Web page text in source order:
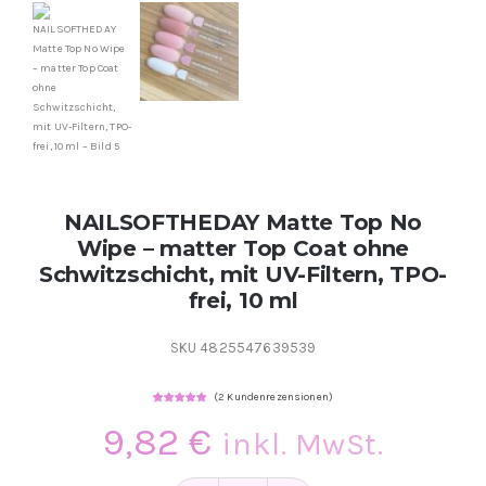
Kontakt
Kundenbewertungen
NAILSOFTHEDAY Matte Top No
Wipe – matter Top Coat ohne
Schwitzschicht, mit UV-Filtern, TPO-
frei, 10 ml
SKU 4825547639539
5, basierend
auf
Kundenbewertungen
(2 Kundenrezensionen)
9,82€ inkl. MwSt.